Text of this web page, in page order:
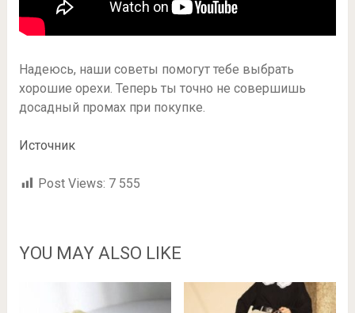
Надеюсь, наши советы помогут тебе выбрать
хорошие орехи. Теперь ты точно не совершишь
досадный промах при покупке.
Источник
Post Views: 7 555
YOU MAY ALSO LIKE